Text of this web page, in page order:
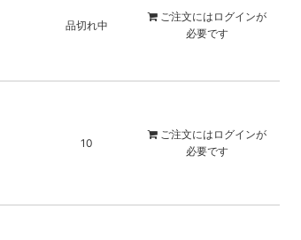
品切れ中
ご注文には ログインが
必要です
10
ご注文には ログインが
必要です